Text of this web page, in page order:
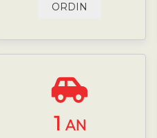
ORDIN
1 AN